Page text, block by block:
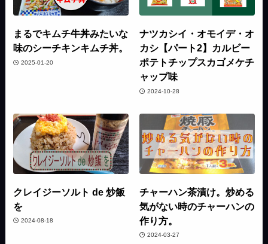
まるでキムチ牛丼みたいな
味のシーチキンキムチ丼。
2025-01-20
ナツカシイ・オモイデ・オ
カシ【パート2】カルビー
ポテトチップスカゴメケチ
ャップ味
2024-10-28
クレイジーソルト de 炒飯
を
2024-08-18
チャーハン茶漬け。炒める
気がない時のチャーハンの
作り方。
2024-03-27